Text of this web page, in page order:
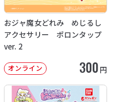
おジャ魔女どれみ めじるし
アクセサリー ポロンタップ
ver. 2
オンライン 300円